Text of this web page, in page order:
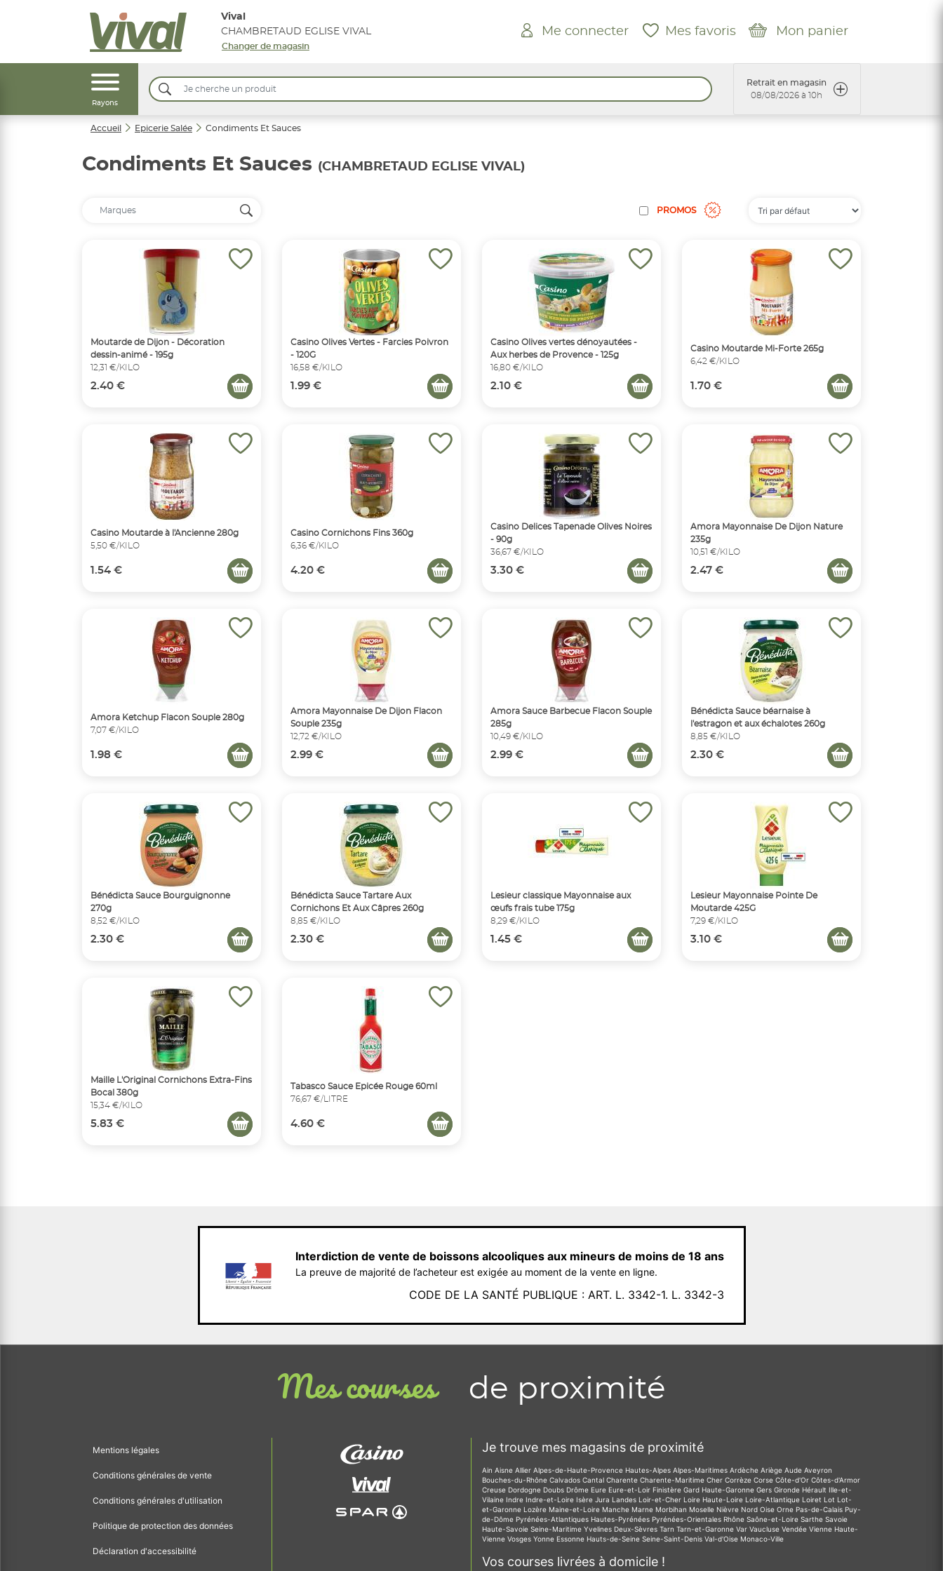
Vival
CHAMBRETAUD EGLISE VIVAL
Changer de magasin
Me connecter Mes favoris Mon panier
Rayons
Retrait en magasin
08/08/2026 à 10h
Accueil Epicerie Salée Condiments Et Sauces
Condiments Et Sauces (CHAMBRETAUD EGLISE VIVAL)
PROMOS
Moutarde de Dijon - Décoration
dessin-animé - 195g
12,31 €/KILO
2.40 €
Casino Olives Vertes - Farcies Poivron
- 120G
16,58 €/KILO
1.99 €
Casino Olives vertes dénoyautées -
Aux herbes de Provence - 125g
16,80 €/KILO
2.10 €
Casino Moutarde Mi-Forte 265g
6,42 €/KILO
1.70 €
Casino Moutarde à l'Ancienne 280g
5,50 €/KILO
1.54 €
Casino Cornichons Fins 360g
6,36 €/KILO
4.20 €
Casino Delices Tapenade Olives Noires
- 90g
36,67 €/KILO
3.30 €
Amora Mayonnaise De Dijon Nature
235g
10,51 €/KILO
2.47 €
Amora Ketchup Flacon Souple 280g
7,07 €/KILO
1.98 €
Amora Mayonnaise De Dijon Flacon
Souple 235g
12,72 €/KILO
2.99 €
Amora Sauce Barbecue Flacon Souple
285g
10,49 €/KILO
2.99 €
Bénédicta Sauce béarnaise à
l'estragon et aux échalotes 260g
8,85 €/KILO
2.30 €
Bénédicta Sauce Bourguignonne
270g
8,52 €/KILO
2.30 €
Bénédicta Sauce Tartare Aux
Cornichons Et Aux Câpres 260g
8,85 €/KILO
2.30 €
Lesieur classique Mayonnaise aux
œufs frais tube 175g
8,29 €/KILO
1.45 €
Lesieur Mayonnaise Pointe De
Moutarde 425G
7,29 €/KILO
3.10 €
Maille L'Original Cornichons Extra-Fins
Bocal 380g
15,34 €/KILO
5.83 €
Tabasco Sauce Epicée Rouge 60ml
76,67 €/LITRE
4.60 €
Interdiction de vente de boissons alcooliques aux mineurs de moins de 18 ans
La preuve de majorité de l’acheteur est exigée au moment de la vente en ligne.
CODE DE LA SANTÉ PUBLIQUE : ART. L. 3342-1. L. 3342-3
Mes courses de proximité
Mentions légales
Conditions générales de vente
Conditions générales d'utilisation
Politique de protection des données
Déclaration d'accessibilité
Je trouve mes magasins de proximité
Ain Aisne Allier Alpes-de-Haute-Provence Hautes-Alpes Alpes-Maritimes Ardèche Ariège Aude Aveyron
Bouches-du-Rhône Calvados Cantal Charente Charente-Maritime Cher Corrèze Corse Côte-d'Or Côtes-d'Armor
Creuse Dordogne Doubs Drôme Eure Eure-et-Loir Finistère Gard Haute-Garonne Gers Gironde Hérault Ille-et-
Vilaine Indre Indre-et-Loire Isère Jura Landes Loir-et-Cher Loire Haute-Loire Loire-Atlantique Loiret Lot Lot-
et-Garonne Lozère Maine-et-Loire Manche Marne Morbihan Moselle Nièvre Nord Oise Orne Pas-de-Calais Puy-
de-Dôme Pyrénées-Atlantiques Hautes-Pyrénées Pyrénées-Orientales Rhône Saône-et-Loire Sarthe Savoie
Haute-Savoie Seine-Maritime Yvelines Deux-Sèvres Tarn Tarn-et-Garonne Var Vaucluse Vendée Vienne Haute-
Vienne Vosges Yonne Essonne Hauts-de-Seine Seine-Saint-Denis Val-d'Oise Monaco-Ville
Vos courses livrées à domicile !